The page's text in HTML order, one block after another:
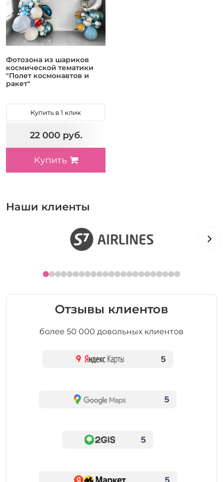
Фотозона из шариков
космической тематики
"Полет космонавтов и
ракет"
Купить в 1 клик
22 000 руб.
Купить
Наши клиенты
Отзывы клиентов
более 50 000 довольных клиентов
5
5
5
5